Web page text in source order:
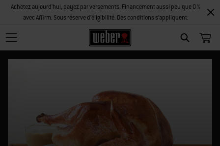
SEARCH
Achetez aujourd'hui, payez par versements. Financement aussi peu que 0 %
avec Affirm. Sous réserve d’éligibilité. Des conditions s’appliquent.